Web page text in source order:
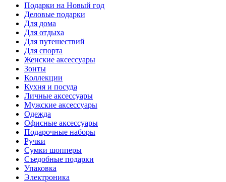
Подарки на Новый год
Деловые подарки
Для дома
Для отдыха
Для путешествий
Для спорта
Женские аксессуары
Зонты
Коллекции
Кухня и посуда
Личные аксессуары
Мужские аксессуары
Одежда
Офисные аксессуары
Подарочные наборы
Ручки
Сумки шопперы
Съедобные подарки
Упаковка
Электроника